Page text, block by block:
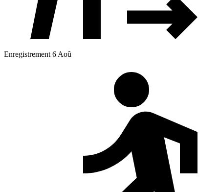
Enregistrement 6 Aoû